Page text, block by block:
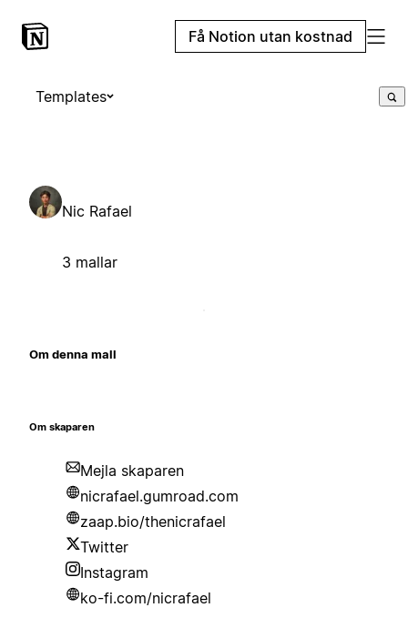
Få Notion utan kostnad
Templates
Nic Rafael
3 mallar
Om denna mall
Om skaparen
Mejla skaparen
nicrafael.gumroad.com
zaap.bio/thenicrafael
Twitter
Instagram
ko-fi.com/nicrafael